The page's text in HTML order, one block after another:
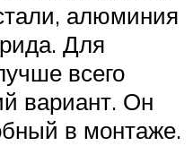
алюминия
Для
всего
вариант. Он
в монтаже.